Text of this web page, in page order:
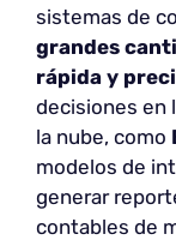
sistemas de
grandes
rápida y
decisiones en
la nube, como
modelos de
generar
contables de